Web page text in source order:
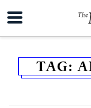
TAG: